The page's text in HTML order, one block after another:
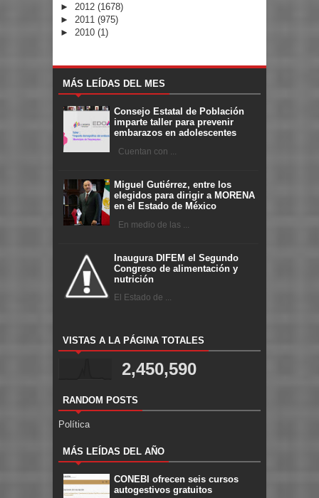
► 2012 (1678)
► 2011 (975)
► 2010 (1)
MÁS LEÍDAS DEL MES
Consejo Estatal de Población
imparte taller para prevenir
embarazos en adolescentes
Cuentan con ...
Miguel Gutiérrez, entre los
elegidos para dirigir a MORENA
en el Estado de México
En medio de las ...
Inaugura DIFEM el Segundo
Congreso de alimentación y
nutrición
El Estado de ...
VISTAS A LA PÁGINA TOTALES
2,450,590
RANDOM POSTS
Política
MÁS LEÍDAS DEL AÑO
CONEBI ofrecen seis cursos
autogestivos gratuitos